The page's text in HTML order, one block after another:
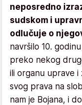
neposredno
sudskom i
odlučuje o
navršilo 10.
preko nekog
ili organu uprave i
svog prava na
nam je Bojana, i